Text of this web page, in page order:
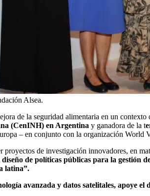
Alsea.
de la seguridad alimentaria en un
(CenINH) en Argentina y ganadora de la t
– en conjunto con la organización World
de investigación innovadores, en
diseño de políticas públicas para la
latina”.
avanzada y datos satelitales, apoye